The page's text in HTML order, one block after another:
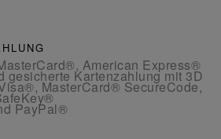
American Express®
gesicherte Kartenzahlung mit 3D
MasterCard® SecureCode,
PayPal®